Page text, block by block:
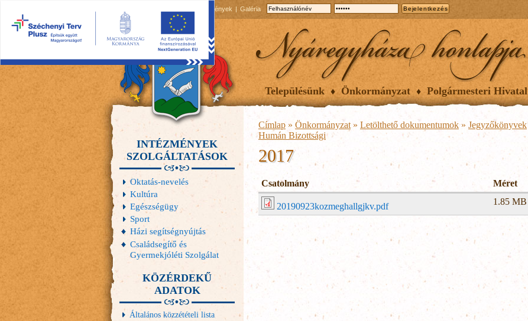
Események Galéria
Településünk Önkormányzat Polgármesteri Hivatal
Címlap » Önkormányzat » Letölthető dokumentumok » Jegyzőkönyvek
Humán Bizottsági
2017
Csatolmány Méret
20190923kozmeghallgjkv.pdf 1.85 MB
INTÉZMÉNYEK
SZOLGÁLTATÁSOK
Oktatás-nevelés
Kultúra
Egészségügy
Sport
Házi segítségnyújtás
Családsegítő és
Gyermekjóléti Szolgálat
KÖZÉRDEKŰ
ADATOK
Általános közzétételi lista